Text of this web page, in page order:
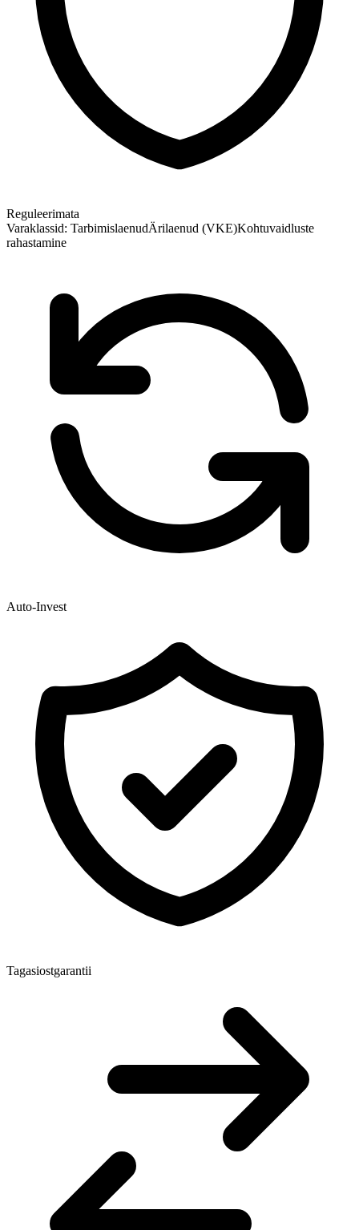
Reguleerimata
Varaklassid: TarbimislaenudÄrilaenud (VKE)Kohtuvaidluste
rahastamine
Auto-Invest
Tagasiostgarantii